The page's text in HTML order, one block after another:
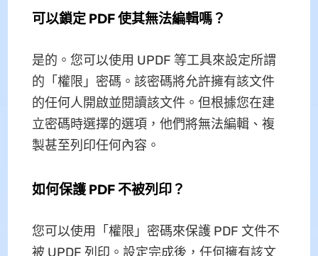
可以鎖定 PDF 使其無法編輯嗎？
是的。您可以使用 UPDF 等工具來設定所謂
的「權限」密碼。該密碼將允許擁有該文件
的任何人開啟並閱讀該文件。但根據您在建
立密碼時選擇的選項，他們將無法編輯、複
製甚至列印任何內容。
如何保護 PDF 不被列印？
您可以使用「權限」密碼來保護 PDF 文件不
被 UPDF 列印。設定完成後，任何擁有該文